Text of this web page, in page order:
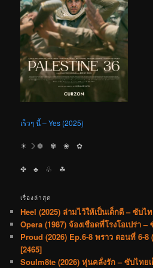
เร็วๆ นี้ – Yes (2025)
☀︎ ☽ ❁ ✾ ❀ ✿
✤ ♣︎ ♧ ☘︎
เรื่องล่าสุด
Heel (2025) ล่ามไว้ให้เป็นเด็กดี – ซับไ
Opera (1987) จ้องเชือดที่โรงโอเปร่า –
Proud (2026) Ep.6-8 พราว ตอนที่ 6-8
[2465]
Soulm8te (2026) หุ่นคลั่งรัก – ซับไทยเ